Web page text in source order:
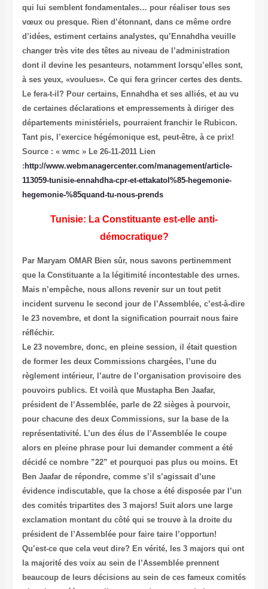
qui lui semblent fondamentales… pour réaliser tous ses
vœux ou presque. Rien d’étonnant, dans ce même ordre
d’idées, estiment certains analystes, qu’Ennahdha veuille
changer très vite des têtes au niveau de l’administration
dont il devine les pesanteurs, notamment lorsqu’elles sont,
à ses yeux, «voulues». Ce qui fera grincer certes des dents.
Le fera-t-il? Pour certains, Ennahdha et ses alliés, et au vu
de certaines déclarations et empressements à diriger des
départements ministériels, pourraient franchir le Rubicon.
Tant pis, l’exercice hégémonique est, peut-être, à ce prix!
Source : « wmc » Le 26-11-2011Lien
: http://www.webmanagercenter.com/management/article-
113059-tunisie-ennahdha-cpr-et-ettakatol%85-hegemonie-
hegemonie-%85quand-tu-nous-prends
Tunisie: La Constituante est-elle anti-
démocratique?
Par Maryam OMARBien sûr, nous savons pertinemment
que la Constituante a la légitimité incontestable des urnes.
Mais n’empêche, nous allons revenir sur un tout petit
incident survenu le second jour de l’Assemblée, c’est-à-dire
le 23 novembre, et dont la signification pourrait nous faire
réfléchir.
Le 23 novembre, donc, en pleine session, il était question
de former les deux Commissions chargées, l’une du
règlement intérieur, l’autre de l’organisation provisoire des
pouvoirs publics. Et voilà que Mustapha Ben Jaafar,
président de l’Assemblée, parle de 22 sièges à pourvoir,
pour chacune des deux Commissions, sur la base de la
représentativité. L’un des élus de l’Assemblée le coupe
alors en pleine phrase pour lui demander comment a été
décidé ce nombre ”22” et pourquoi pas plus ou moins. Et
Ben Jaafar de répondre, comme s’il s’agissait d’une
évidence indiscutable, que la chose a été disposée par l’un
des comités tripartites des 3 majors! Suit alors une large
exclamation montant du côté qui se trouve à la droite du
président de l’Assemblée pour faire taire l’opportun!
Qu’est-ce que cela veut dire? En vérité, les 3 majors qui ont
la majorité des voix au sein de l’Assemblée prennent
beaucoup de leurs décisions au sein de ces fameux comités